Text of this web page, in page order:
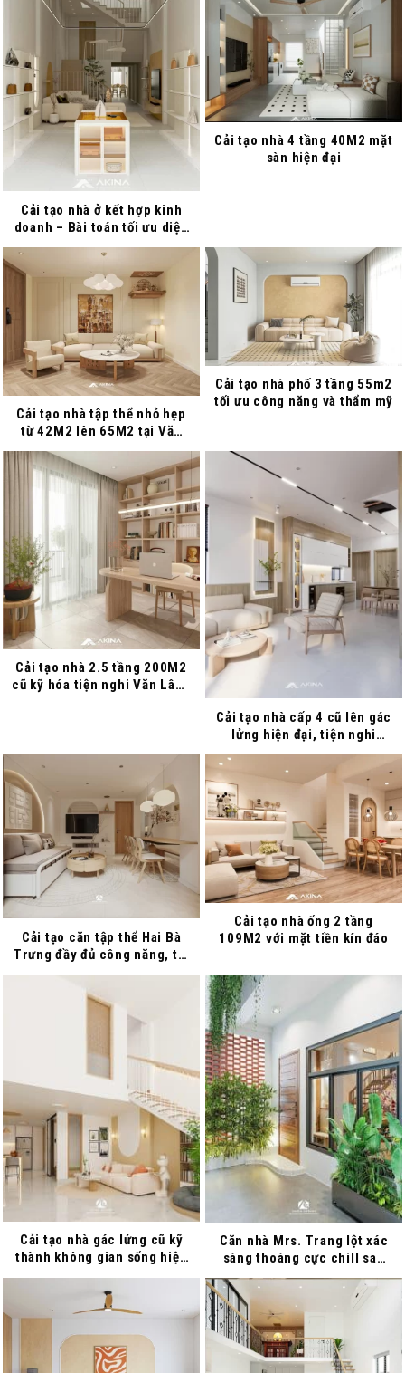
Cải tạo nhà ở kết hợp kinh
doanh – Bài toán tối ưu diện
tích mang lợi nhuận khủng
Cải tạo nhà 4 tầng 40M2 mặt
sàn hiện đại
Cải tạo nhà tập thể nhỏ hẹp
từ 42M2 lên 65M2 tại Văn
Chương
Cải tạo nhà phố 3 tầng 55m2
tối ưu công năng và thẩm mỹ
Cải tạo nhà 2.5 tầng 200M2
cũ kỹ hóa tiện nghi Văn Lâm,
Cải tạo nhà cấp 4 cũ lên gác
lửng hiện đại, tiện nghi
Thuận Thành, Bắc Ninh
Cải tạo căn tập thể Hai Bà
Trưng đầy đủ công năng, tối
ưu diện tích
Cải tạo nhà ống 2 tầng
109M2 với mặt tiền kín đáo
Cải tạo nhà gác lửng cũ kỹ
thành không gian sống hiện
đại khiến ai cũng trầm trồ
Căn nhà Mrs. Trang lột xác
sáng thoáng cực chill sau
cải tạo